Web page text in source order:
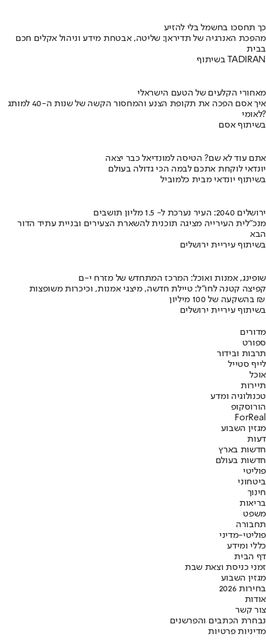
כך תחסכו בחשמל בלי להזיע
מהפכת האנרגיה של תדיראן: שליטה, אבטחת מידע וניהול אקלים חכם
בבית
בשיתוף TADIRAN
מאחורי הקלעים של הטעם הישראלי
איך אסם הפכה את תקופת הצנע והמחסור הקשה של שנות ה-40 למותג
לאומי?
בשיתוף אסם
אתם עוד לא שם? הטיסה למונדיאל כבר יצאה
יונדאי לוקחת אתכם לבמה הכי גדולה בעולם
בשיתוף יונדאי מבית כלמוביל
ירושלים 2040: העיר נערכת ל- 1.5 מליון תושבים
מנכ"לית העירייה מציגה תוכנית להשארת הצעירים ובניית עתיד הדור
הבא
בשיתוף עיריית ירושלים
שופינג, אמנות ואוכל: המרכז המתחדש של מזרח י-ם
קפיצה קטנה לחו"ל: טיילת חדשה, מיצגי אמנות, וכיכרות משופצות
בהשקעה של 100 מיליון ₪
בשיתוף עיריית ירושלים
מדורים
ספורט
תרבות ובידור
לייף סטייל
אוכל
תיירות
טכנולוגיה ומדע
הורוסקופ
ForReal
מגזין השבוע
דעות
חדשות בארץ
חדשות בעולם
פוליטי
ביטחוני
חינוך
בריאות
משפט
תחבורה
פוליטי-מדיני
כללי ומידע
דף הבית
זמני כניסת וצאת שבת
מגזין השבוע
בחירות 2026
אודות
צור קשר
נבחרת הכתבים והפרשנים
מדיניות פרטיות